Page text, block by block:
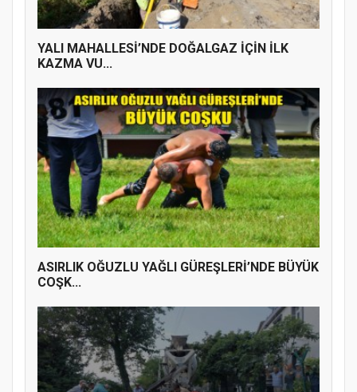
YALI MAHALLESİ’NDE DOĞALGAZ İÇİN İLK
KAZMA VU...
ASIRLIK OĞUZLU YAĞLI GÜREŞLERİ’NDE BÜYÜK
COŞK...